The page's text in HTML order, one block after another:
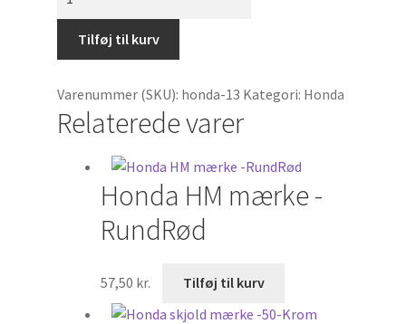
Motormærke
Traktorer
mærke
-
antal
Tilføj til kurv
Varenummer (SKU): honda-13 Kategori: Honda
Relaterede varer
Honda HM mærke -
RundRød
57,50 kr. Tilføj til kurv